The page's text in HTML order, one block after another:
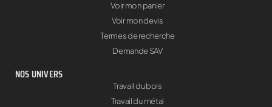
Voir mon panier
Voir mon devis
Termes de recherche
Demande SAV
NOS UNIVERS
Travail du bois
Travail du métal